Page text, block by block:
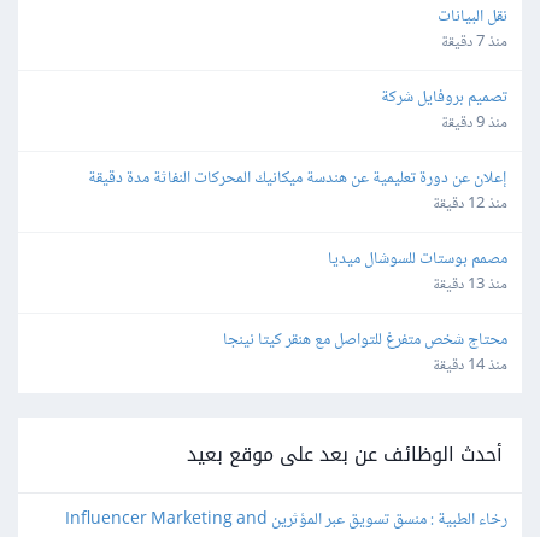
نقل البيانات
منذ 7 دقيقة
تصميم بروفايل شركة
منذ 9 دقيقة
إعلان عن دورة تعليمية عن هندسة ميكانيك المحركات النفاثة مدة دقيقة
منذ 12 دقيقة
مصمم بوستات للسوشال ميديا
منذ 13 دقيقة
محتاج شخص متفرغ للتواصل مع هنقر كيتا نينجا
منذ 14 دقيقة
أحدث الوظائف عن بعد على موقع بعيد